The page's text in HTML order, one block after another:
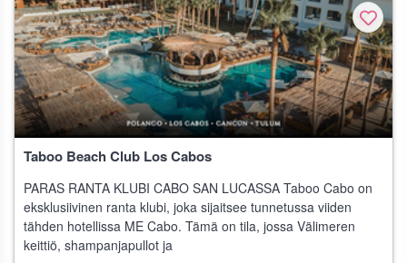
Taboo Beach Club Los Cabos
PARAS RANTA KLUBI CABO SAN LUCASSA Taboo Cabo on
eksklusiivinen ranta klubi, joka sijaitsee tunnetussa viiden
tähden hotellissa ME Cabo. Tämä on tila, jossa Välimeren
keittiö, shampanjapullot ja